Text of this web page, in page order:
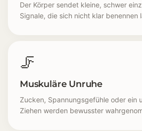
Der Körper sendet kleine, schwer
Signale, die sich nicht klar benennen
🦵
Muskuläre Unruhe
Zucken, Spannungsgefühle oder ein
Ziehen werden bewusster